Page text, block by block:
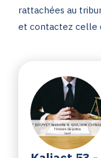
rattachées au
et contactez celle